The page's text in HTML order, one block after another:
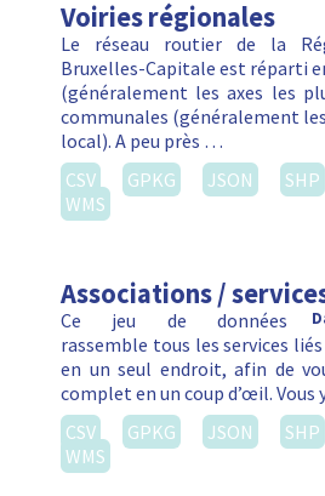
Voiries régionales
Le réseau routier de la
Bruxelles-Capitale est réparti
(généralement les axes les
communales (généralement
local). A peu près …
CSV
GPKG JSON SHP
WMS
Associations /
Ce jeu de données
rassemble tous les services
en un seul endroit, afin de
complet en un coup d’œil. Vous
CSV
GPKG JSON SHP
WMS